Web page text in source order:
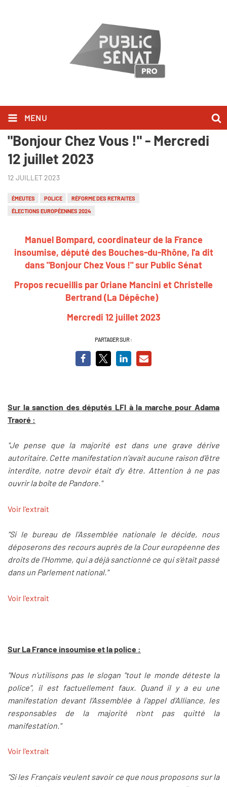
MENU
Manuel Bompard l'a dit dans
"Bonjour Chez Vous !" - Mercredi
12 juillet 2023
12 JUILLET 2023
ÉMEUTES POLICE
RÉFORME DES RETRAITES
ÉLECTIONS EUROPÉENNES 2024
Manuel Bompard, coordinateur de la France
insoumise, député des Bouches-du-Rhône, l'a dit
dans "Bonjour Chez Vous !" sur Public Sénat
Propos recueillis par Oriane Mancini et Christelle
Bertrand (La Dépêche)
Mercredi 12 juillet 2023
PARTAGER SUR :
Sur la sanction des députés LFI à la marche pour Adama
Traoré :
"Je pense que la majorité est dans une grave dérive
autoritaire. Cette manifestation n’avait aucune raison d’être
interdite, notre devoir était d’y être. Attention à ne pas
ouvrir la boîte de Pandore."
Voir l'extrait
"Si le bureau de l’Assemblée nationale le décide, nous
déposerons des recours auprès de la Cour européenne des
droits de l'Homme, qui a déjà sanctionné ce qui s’était passé
dans un Parlement national."
Voir l'extrait
Sur La France insoumise et la police :
"Nous n’utilisons pas le slogan "tout le monde déteste la
police", il est factuellement faux. Quand il y a eu une
manifestation devant l’Assemblée à l’appel d'Alliance, les
responsables de la majorité n'ont pas quitté la
manifestation."
Voir l'extrait
"Si les Français veulent savoir ce que nous proposons sur la